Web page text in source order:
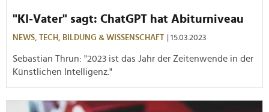
"KI-Vater" sagt: ChatGPT hat Abiturniveau
NEWS, TECH, BILDUNG & WISSENSCHAFT | 15.03.2023
Sebastian Thrun: "2023 ist das Jahr der Zeitenwende in der
Künstlichen Intelligenz."